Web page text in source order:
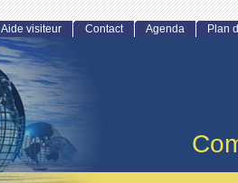
Aide visiteur Contact Agenda Plan